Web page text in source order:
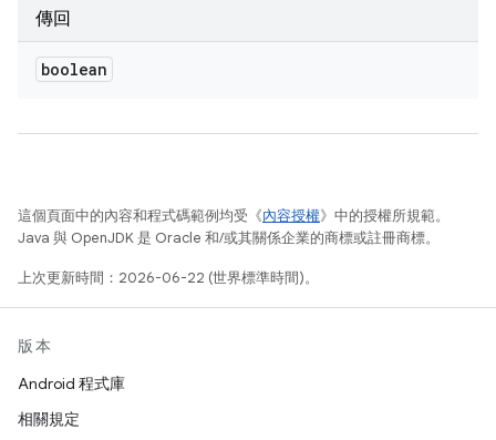
傳回
boolean
這個頁面中的內容和程式碼範例均受《內容授權》中的授權所規範。
Java 與 OpenJDK 是 Oracle 和/或其關係企業的商標或註冊商標。
上次更新時間：2026-06-22 (世界標準時間)。
版本
Android 程式庫
相關規定